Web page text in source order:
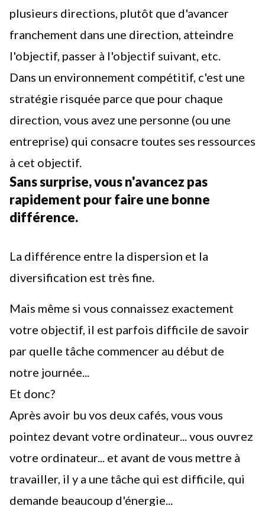
plusieurs directions, plutôt que d'avancer
franchement dans une direction, atteindre
l'objectif, passer à l'objectif suivant, etc.
Dans un environnement compétitif, c'est une
stratégie risquée parce que pour chaque
direction, vous avez une personne (ou une
entreprise) qui consacre toutes ses ressources
à cet objectif.
Sans surprise, vous n'avancez pas
rapidement pour faire une bonne
différence.
La différence entre la dispersion et la
diversification est très fine.
Mais même si vous connaissez exactement
votre objectif, il est parfois difficile de savoir
par quelle tâche commencer au début de
notre journée...
Et donc?
Après avoir bu vos deux cafés, vous vous
pointez devant votre ordinateur... vous ouvrez
votre ordinateur... et avant de vous mettre à
travailler, il y a une tâche qui est difficile, qui
demande beaucoup d'énergie...